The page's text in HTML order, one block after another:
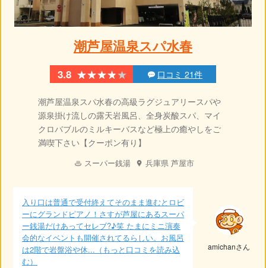
潮芦屋温泉スパ水春
3.8 ★★★★★
★★★★★ 口コミ 21件
潮芦屋温泉スパ水春の高級ラグジュアリースパや
源泉掛け流しの露天岩風呂、全身炭酸スパ、マイ
クロバブルのミルキーバスなど極上の癒やしをご
満喫下さい【クーポン有り】
スーパー銭湯 兵庫県 芦屋市
入り口は普通で受付終えてそのまま進むとロビ
ーにグランドピアノ！さすが芦屋にあるスーパ
ー銭湯だけあってセレブ?♪笑 たまにミニ演奏
会的なイベントも開催されてるらしい。お風呂
は2階で岩盤浴や休...（もっと口コミを読み込
む）
amichanさん